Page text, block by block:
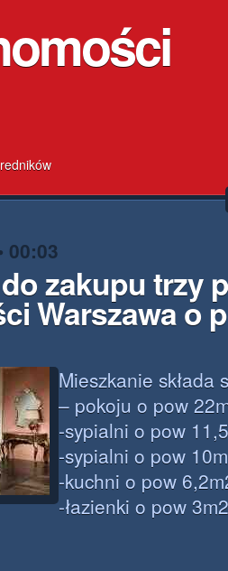
00:03
zakupu trzy
Warszawa o
Mieszkanie składa
– pokoju o pow
-sypialni o pow
-sypialni o pow
-kuchni o pow
-łazienki o pow 3m2